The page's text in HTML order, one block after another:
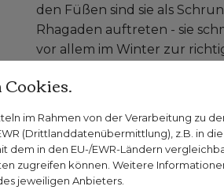
den Füßen sind sie als
Rhagaden auftreten - sie
vor allem im Winter zur
Mit reichhaltigen
Schrunden an den Füßen
wird die Haut rissig. Spürt
richtige Pflege für die Füße
werden. Besonders geeignet
im Rahmen von der Verarbeitung zu
(Drittlanddatenübermittlung), z.B. in
dem in den EU-/EWR-Ländern
zugreifen können. Weitere
jeweiligen Anbieters.